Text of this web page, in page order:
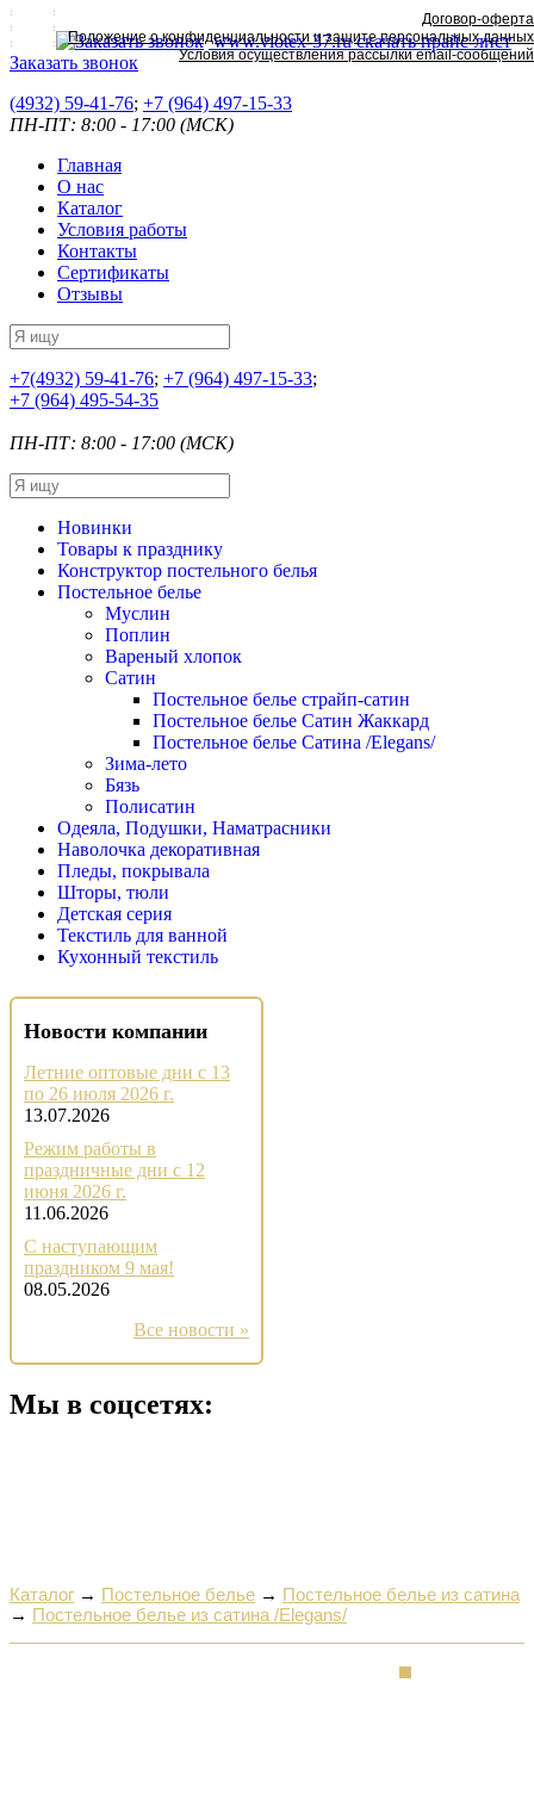
www.viotex-37.ruскачать прайс-лист
Заказать звонок
(4932) 59-41-76; +7 (964) 497-15-33
ПН-ПТ: 8:00 - 17:00 (МСК)
Главная
О нас
Каталог
Условия работы
Контакты
Сертификаты
Отзывы
+7(4932) 59-41-76; +7 (964) 497-15-33;
+7 (964) 495-54-35
ПН-ПТ: 8:00 - 17:00 (МСК)
Новинки
Товары к празднику
Конструктор постельного белья
Постельное белье
Муслин
Поплин
Вареный хлопок
Сатин
Постельное белье страйп-сатин
Постельное белье Сатин Жаккард
Постельное белье Сатина /Elegans/
Зима-лето
Бязь
Полисатин
Одеяла, Подушки, Наматрасники
Наволочка декоративная
Пледы, покрывала
Шторы, тюли
Детская серия
Текстиль для ванной
Кухонный текстиль
Новости компании
Летние оптовые дни с 13
по 26 июля 2026 г.
13.07.2026
Режим работы в
праздничные дни с 12
июня 2026 г.
11.06.2026
С наступающим
праздником 9 мая!
08.05.2026
Все новости »
Мы в соцсетях:
Каталог → Постельное белье → Постельное белье из сатина
→ Постельное белье из сатина /Elegans/
Договор-оферта
Положение о конфиденциальности и защите персональных данных
Условия осуществления рассылки email-сообщений